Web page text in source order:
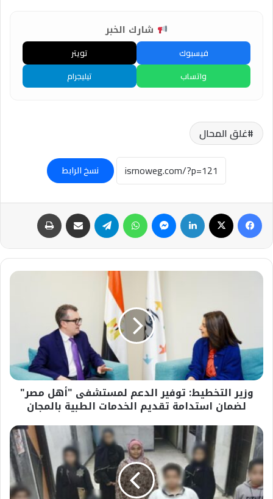
شارك الخبر
فيسبوك
تويتر
واتساب
تيليجرام
غلق المحال
نسخ الرابط
فيسبوك لينكدإن ماسنجر واتساب تيلقرام مشاركة عبر البريد
وزير
لمستشفى
مصر"
لضمان
استدامة
تقديم
الخدمات
بالمجان
وزير التخطيط: توفير الدعم لمستشفى "أهل مصر"
لضمان استدامة تقديم الخدمات الطبية بالمجان
إنقاذ
10
أطفال
من
قبضة
شبكة